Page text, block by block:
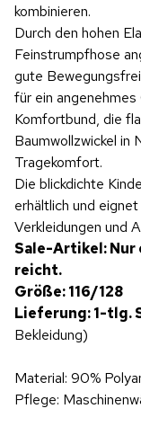
kombinieren.
Durch den hohen
Feinstrumpfhose
gute
für ein
Komfortbund, die
Baumwollzwickel in
Tragekomfort.
Die blickdichte
erhältlich und
Verkleidungen und
Sale-Artikel: Nur
reicht.
Größe: 116/128
Lieferung: 1-tlg.
Bekleidung)
Material: 90%
Pflege: